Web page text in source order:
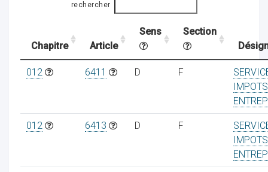
rechercher
Chapitre Article
Sens
Section
012 6411 D F
IMPOTS
012 6413 D F
IMPOTS